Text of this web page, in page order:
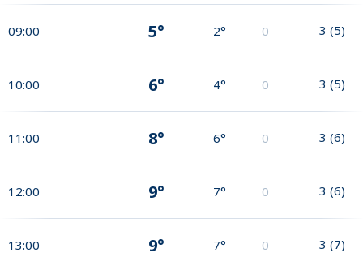
09:00 5° 2° 0 3 (5)
10:00 6° 4° 0 3 (5)
11:00 8° 6° 0 3 (6)
12:00 9° 7° 0 3 (6)
13:00 9° 7° 0 3 (7)